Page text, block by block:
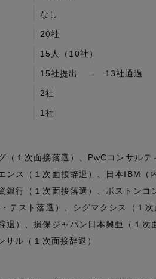
なし
20社
15人（10社）
15社提出 → 13社通過
2社
1社
（１次面接落選）、PwCコンサル
ンス（１次面接辞退）、日本IBM（
銀行（１次面接落選）、ボストンコ
テスト落選）、シグマクシス（１
退）、損保ジャパン日本興亜（１次
ル（１次面接辞退）